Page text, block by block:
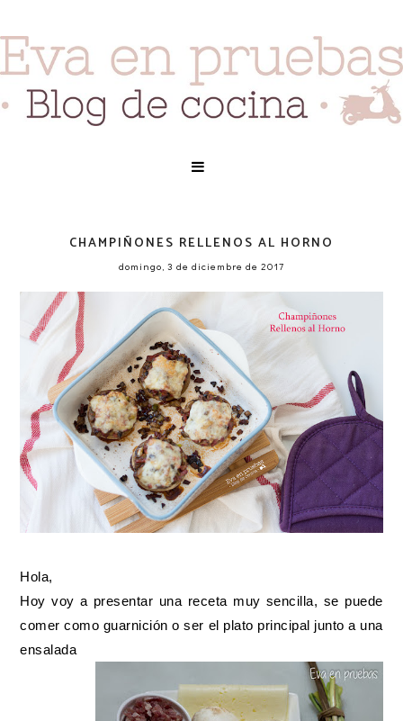
CHAMPIÑONES RELLENOS AL HORNO
domingo, 3 de diciembre de 2017
Hola,
Hoy voy a presentar una receta muy sencilla, se puede
comer como guarnición o ser el plato principal junto a una
ensalada